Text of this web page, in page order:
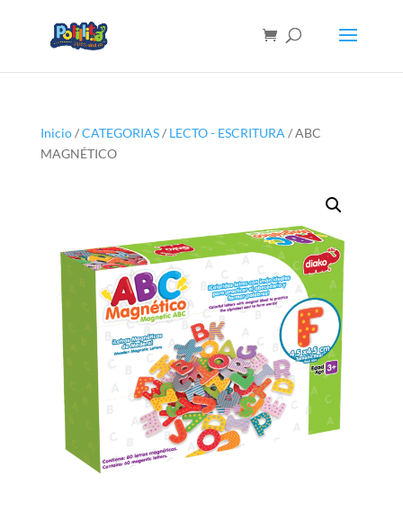
Inicio/CATEGORIAS/ LECTO - ESCRITURA / ABC
MAGNÉTICO